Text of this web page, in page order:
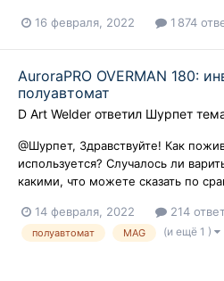
16 февраля, 2022 1 874
AuroraPRO OVERMAN 180:
полуавтомат
D Art Welder ответил Шурпет
@Шурпет, Здравствуйте! Как
используется? Случалось ли
какими, что можете сказать по
14 февраля, 2022 214
полуавтомат MAG (и ещё 1 )